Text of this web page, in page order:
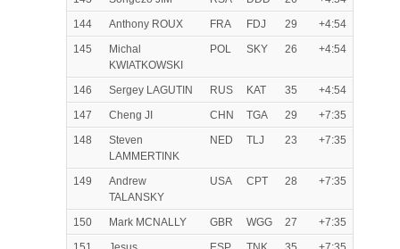
144
Anthony ROUX FRA FDJ 29
+4:54
145
Michal
KWIATKOWSKI
POL SKY 26 +4:54
146 Sergey LAGUTIN RUS KAT 35
+4:54
147
Cheng JI CHN TGA 29
+7:35
148
Steven
LAMMERTINK
NED TLJ 23 +7:35
149
Andrew
TALANSKY
USA CPT 28 +7:35
150 Mark MCNALLY GBR WGG 27
+7:35